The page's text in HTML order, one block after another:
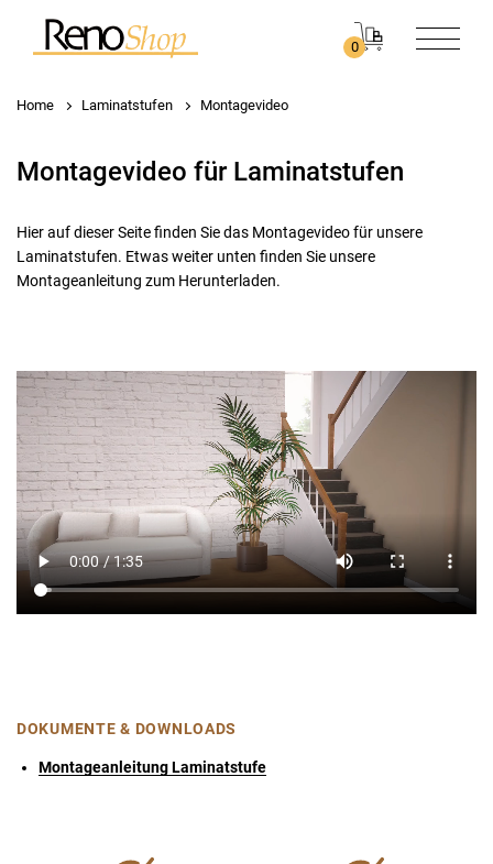
0
Home Laminatstufen Montagevideo
Montagevideo für Laminatstufen
Hier auf dieser Seite finden Sie das Montagevideo für unsere
Laminatstufen. Etwas weiter unten finden Sie unsere
Montageanleitung zum Herunterladen.
DOKUMENTE & DOWNLOADS
Montageanleitung Laminatstufe